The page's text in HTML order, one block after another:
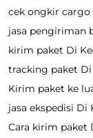
cek ongkir cargo
jasa pengiriman
kirim paket Di
tracking paket
Kirim paket ke
jasa ekspedisi Di
Cara kirim paket